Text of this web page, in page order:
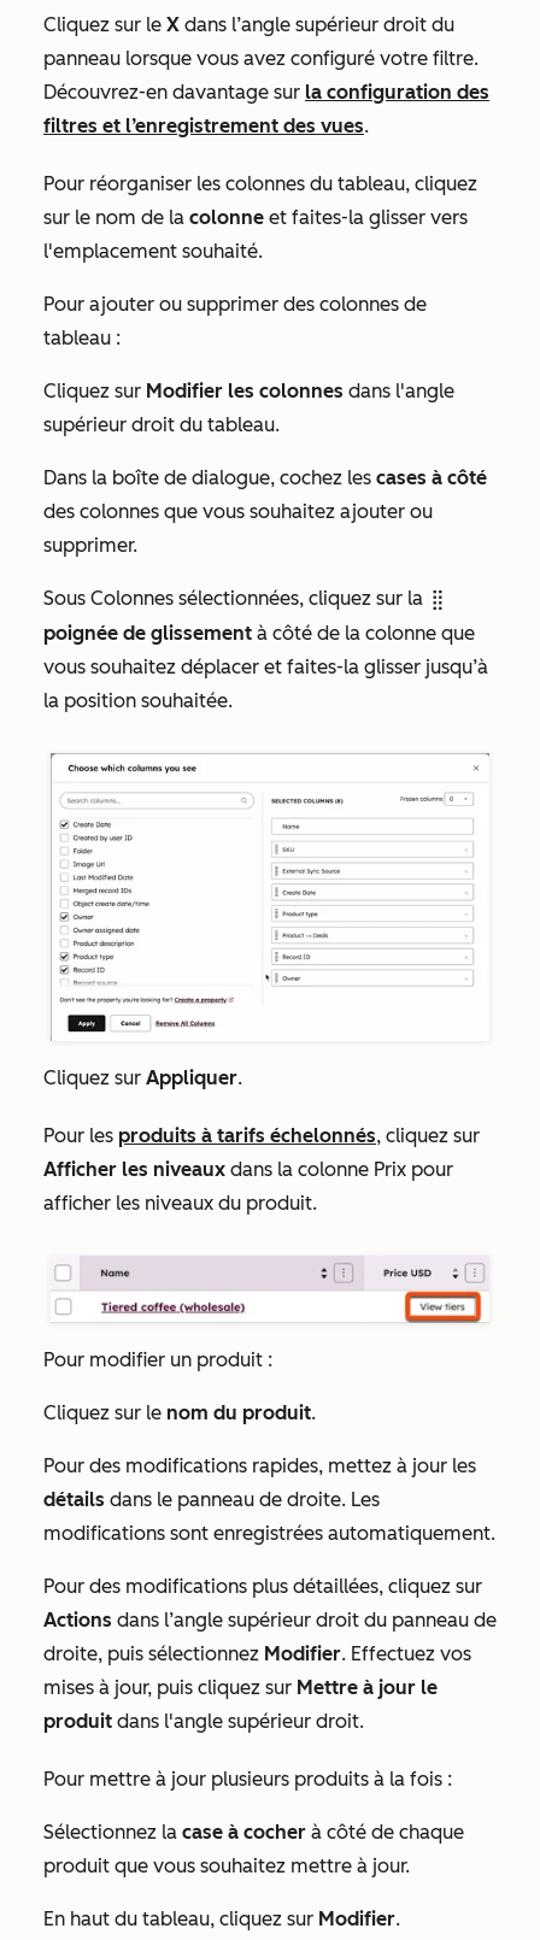
Cliquez sur le X dans l’angle supérieur droit du
panneau lorsque vous avez configuré votre filtre.
Découvrez-en davantage sur la configuration des
filtres et l’enregistrement des vues.
Pour réorganiser les colonnes du tableau, cliquez
sur le nom de la colonne et faites-la glisser vers
l'emplacement souhaité.
Pour ajouter ou supprimer des colonnes de
tableau :
Cliquez sur Modifier les colonnes dans l'angle
supérieur droit du tableau.
Dans la boîte de dialogue, cochez les cases à côté
des colonnes que vous souhaitez ajouter ou
supprimer.
Sous Colonnes sélectionnées, cliquez sur la dragHandle
poignée de glissement à côté de la colonne que
vous souhaitez déplacer et faites-la glisser jusqu’à
la position souhaitée.
Cliquez sur Appliquer.
Pour les produits à tarifs échelonnés, cliquez sur
Afficher les niveaux dans la colonne Prix pour
afficher les niveaux du produit.
Pour modifier un produit :
Cliquez sur le nom du produit.
Pour des modifications rapides, mettez à jour les
détails dans le panneau de droite. Les
modifications sont enregistrées automatiquement.
Pour des modifications plus détaillées, cliquez sur
Actions dans l’angle supérieur droit du panneau de
droite, puis sélectionnez Modifier. Effectuez vos
mises à jour, puis cliquez sur Mettre à jour le
produit dans l'angle supérieur droit.
Pour mettre à jour plusieurs produits à la fois :
Sélectionnez la case à cocher à côté de chaque
produit que vous souhaitez mettre à jour.
En haut du tableau, cliquez sur Modifier.